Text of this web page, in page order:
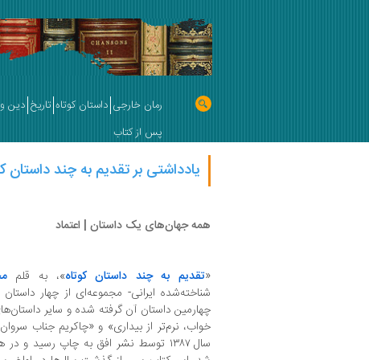
رمان خارجی داستان کوتاه تاریخ دین
پس از کتاب
یادداشتی بر تقدیم به چند داستان
همه جهان‌های یک داستان | اعتماد
«تقدیم به چند داستان کوتاه»، به ‌قلم
شناخته‌شده ایرانی- مجموعه‌ای از چهار
چهارمین داستان آن گرفته شده و سایر
خواب، نرم‌تر از بیداری» و «چاکریم جناب
سال ۱۳۸۷ توسط نشر افق به چاپ رسید و